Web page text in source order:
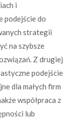
i
podejście do
strategii
na szybsze
Z drugiej
podejście
dla małych firm
współpraca z
lub